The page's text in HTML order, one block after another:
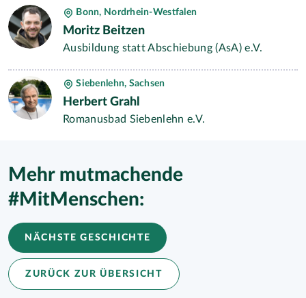
Bonn, Nordrhein-Westfalen
Moritz Beitzen
Ausbildung statt Abschiebung (AsA) e.V.
Siebenlehn, Sachsen
Herbert Grahl
Romanusbad Siebenlehn e.V.
Mehr mutmachende
#MitMenschen:
NÄCHSTE GESCHICHTE
ZURÜCK ZUR ÜBERSICHT